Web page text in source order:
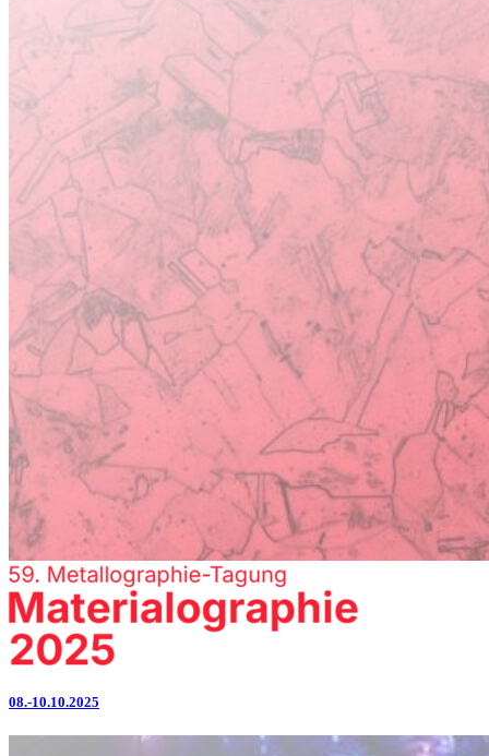
08.-10.10.2025